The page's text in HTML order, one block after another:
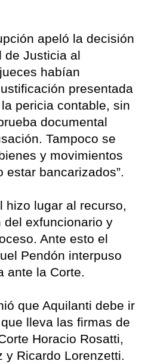
apeló la decisión
de Justicia al
habían
presentada
pericia contable, sin
documental
Tampoco se
y movimientos
estar bancarizados”.
hizo lugar al recurso,
del exfuncionario y
Ante esto el
Pendón interpuso
ante la Corte.
que Aquilanti debe ir
lleva las firmas de
Horacio Rosatti,
y Ricardo Lorenzetti.